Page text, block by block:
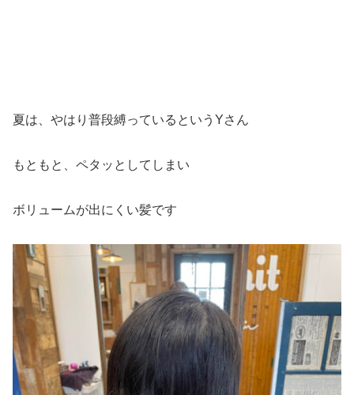
夏は、やはり普段縛っているというYさん
もともと、ペタッとしてしまい
ボリュームが出にくい髪です